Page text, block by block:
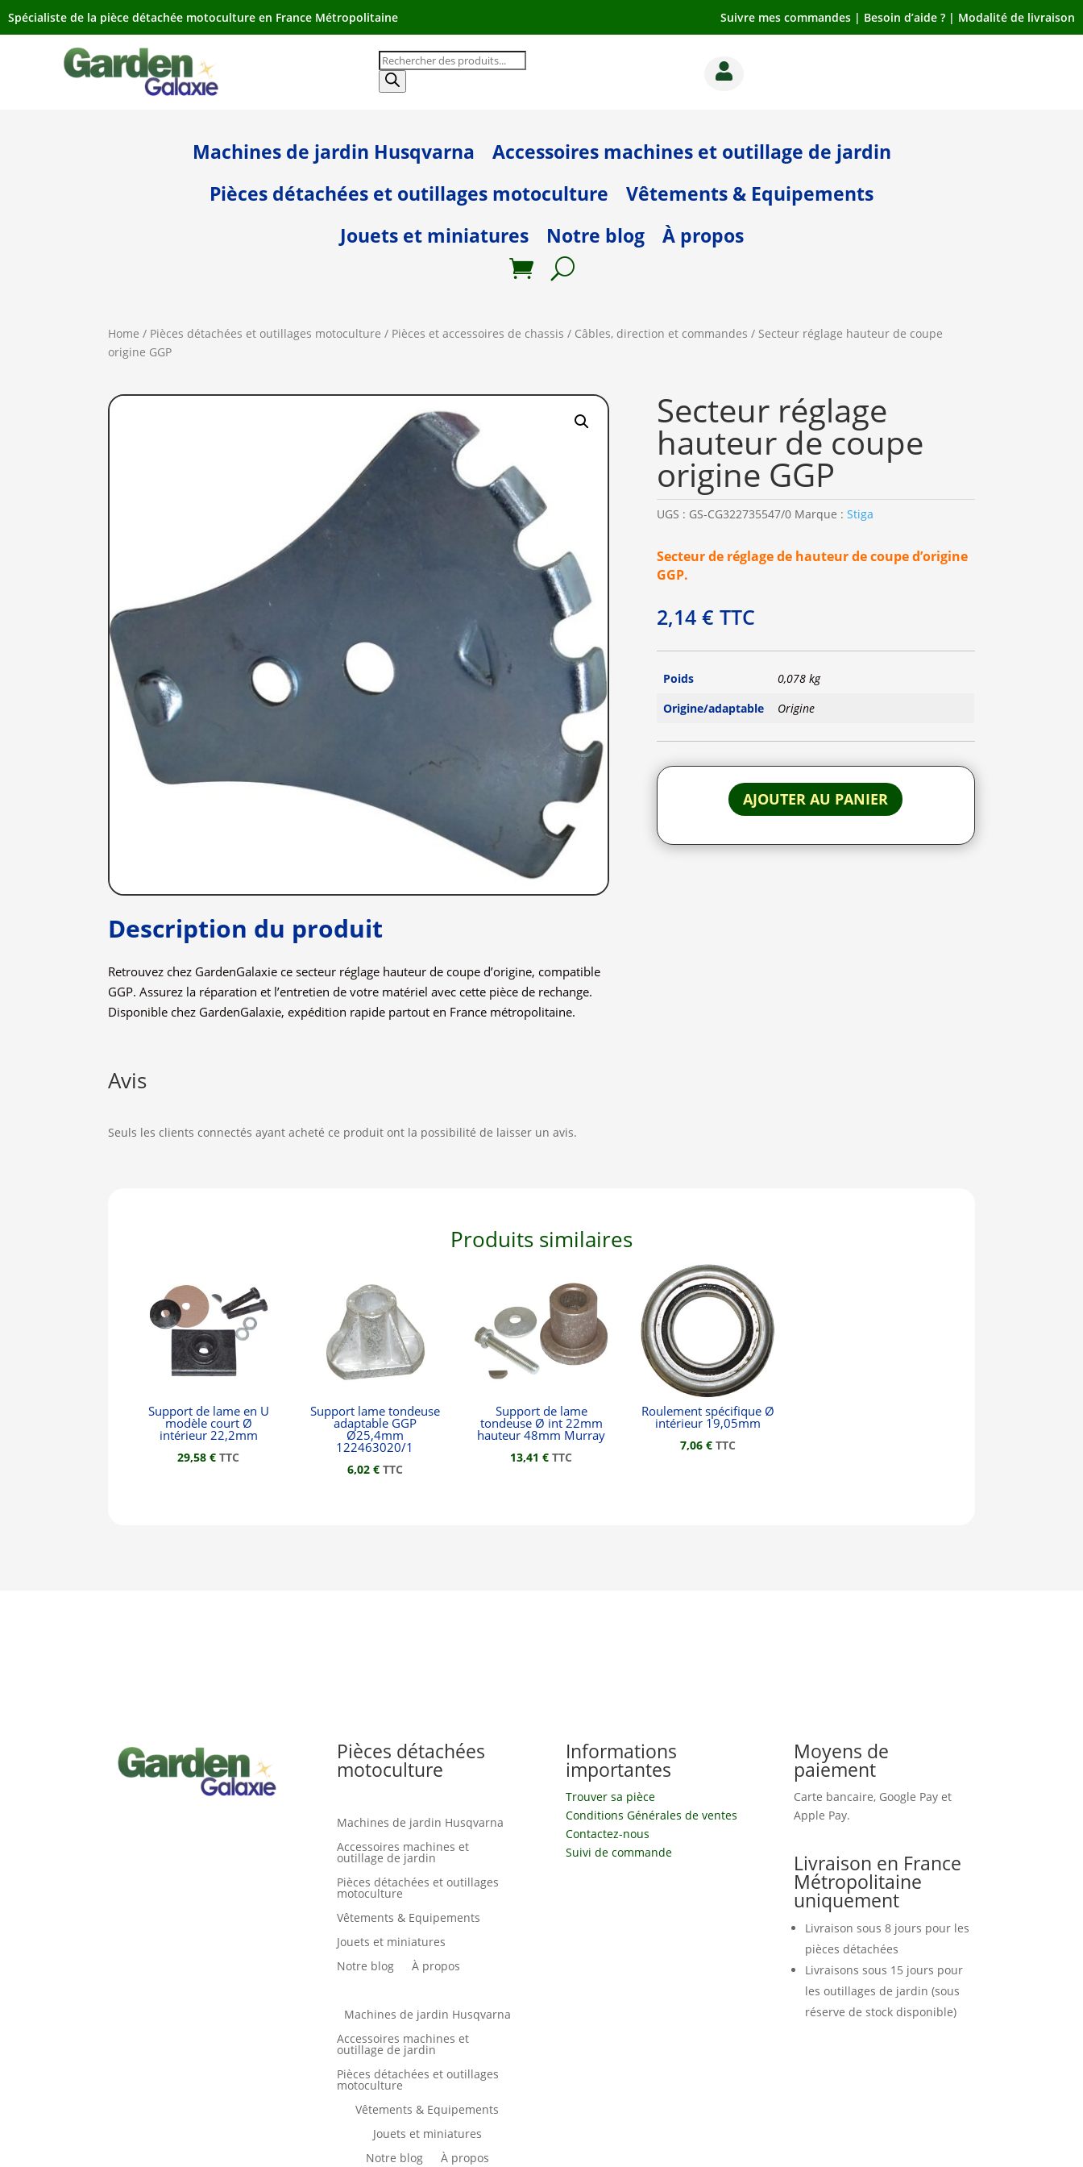
Spécialiste de la pièce détachée motoculture en France Métropolitaine Suivre mes commandes| Besoin d’aide ?| Modalité de livraison
Recherche
de
produits

Machines de jardin Husqvarna
Accessoires machines et outillage de jardin
Pièces détachées et outillages motoculture
Vêtements & Equipements
Jouets et miniatures
Notre blog À propos
Home / Pièces détachées et outillages motoculture / Pièces et accessoires de chassis / Câbles, direction et commandes / Secteur réglage hauteur de coupe
origine GGP
Description du produit
Retrouvez chez GardenGalaxie ce secteur réglage hauteur de coupe d’origine, compatible
GGP. Assurez la réparation et l’entretien de votre matériel avec cette pièce de rechange.
Disponible chez GardenGalaxie, expédition rapide partout en France métropolitaine.
Secteur réglage
hauteur de coupe
origine GGP
UGS : GS-CG322735547/0 Marque : Stiga
Secteur de réglage de hauteur de coupe d’origine
GGP.
2,14 € TTC
Poids
0,078 kg
Origine/adaptable
Origine
AJOUTER AU PANIER
Avis
Seuls les clients connectés ayant acheté ce produit ont la possibilité de laisser un avis.
Produits similaires
Support de lame en U
modèle court Ø
intérieur 22,2mm
29,58€ TTC
Support lame tondeuse
adaptable GGP
Ø25,4mm
122463020/1
6,02 € TTC
Support de lame
tondeuse Ø int 22mm
hauteur 48mm Murray
13,41€ TTC
Roulement spécifique Ø
intérieur 19,05mm
7,06 € TTC
Pièces détachées
motoculture
Machines de jardin Husqvarna
Accessoires machines et
outillage de jardin
Pièces détachées et outillages
motoculture
Vêtements & Equipements
Jouets et miniatures
Notre blog
À propos
Machines de jardin Husqvarna
Accessoires machines et
outillage de jardin
Pièces détachées et outillages
motoculture
Vêtements & Equipements
Jouets et miniatures
Notre blog
À propos
Informations
importantes
Trouver sa pièce
Conditions Générales de ventes
Contactez-nous
Suivi de commande
Moyens de
paiement
Carte bancaire, Google Pay et
Apple Pay.
Livraison en France
Métropolitaine
uniquement
Livraison sous 8 jours pour les
pièces détachées
Livraisons sous 15 jours pour
les outillages de jardin (sous
réserve de stock disponible)